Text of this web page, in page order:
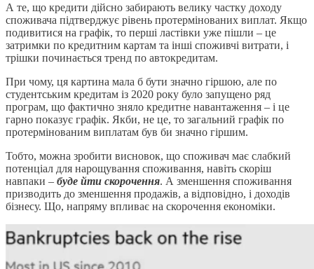
А те, що кредити дійсно забирають велику частку доходу
споживача підтверджує рівень протермінованих виплат. Якщо
подивитися на графік, то перші ластівки уже пішли – це
затримки по кредитним картам та інші споживчі витрати, і
трішки починається тренд по автокредитам.
При чому, ця картина мала б бути значно гіршою, але по
студентським кредитам із 2020 року було запущено ряд
програм, що фактично зняло кредитне навантаження – і це
гарно показує графік. Якби, не це, то загальний графік по
протермінованим виплатам був би значно гіршим.
Тобто, можна зробити висновок, що споживач має слабкий
потенціал для нарощування споживання, навіть скоріш
навпаки – буде йти скорочення. А зменшення споживання
призводить до зменшення продажів, а відповідно, і доходів
бізнесу. Що, напряму впливає на скорочення економіки.